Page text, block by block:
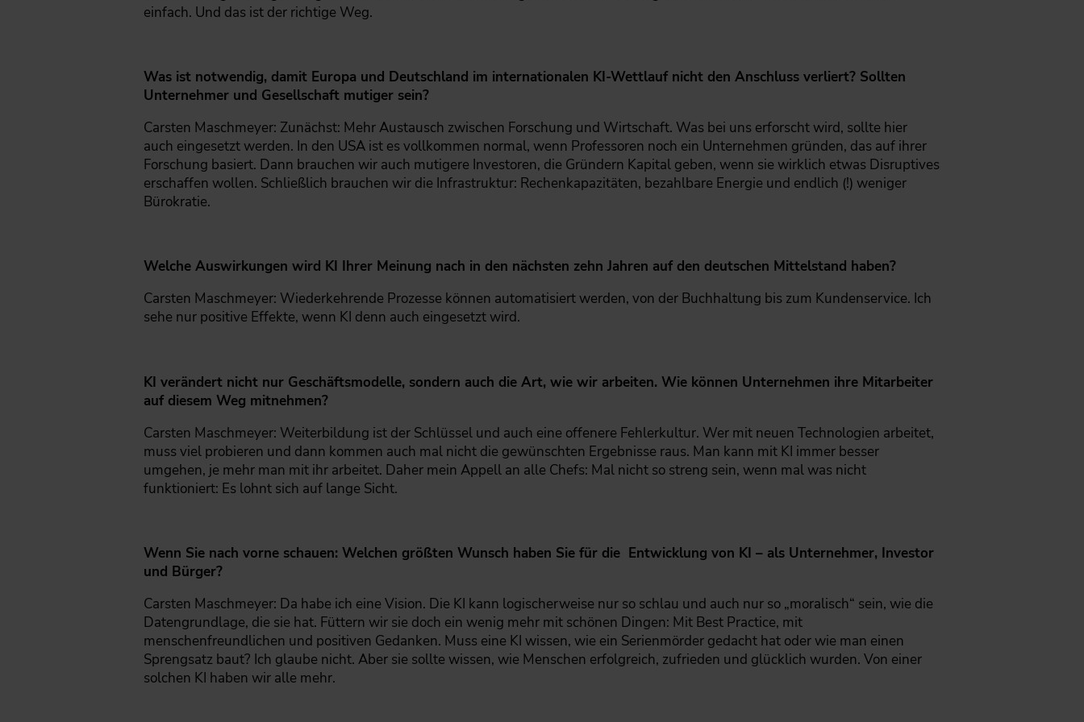
einfach. Und das ist der richtige Weg.
Was ist notwendig, damit Europa und Deutschland im internationalen KI-Wettlauf nicht den Anschluss verliert? Sollten
Unternehmer und Gesellschaft mutiger sein?
Carsten Maschmeyer: Zunächst: Mehr Austausch zwischen Forschung und Wirtschaft. Was bei uns erforscht wird, sollte hier
auch eingesetzt werden. In den USA ist es vollkommen normal, wenn Professoren noch ein Unternehmen gründen, das auf ihrer
Forschung basiert. Dann brauchen wir auch mutigere Investoren, die Gründern Kapital geben, wenn sie wirklich etwas Disruptives
erschaffen wollen. Schließlich brauchen wir die Infrastruktur: Rechenkapazitäten, bezahlbare Energie und endlich (!) weniger
Bürokratie.
Welche Auswirkungen wird KI Ihrer Meinung nach in den nächsten zehn Jahren auf den deutschen Mittelstand haben?
Carsten Maschmeyer: Wiederkehrende Prozesse können automatisiert werden, von der Buchhaltung bis zum Kundenservice. Ich
sehe nur positive Effekte, wenn KI denn auch eingesetzt wird.
KI verändert nicht nur Geschäftsmodelle, sondern auch die Art, wie wir arbeiten. Wie können Unternehmen ihre Mitarbeiter
auf diesem Weg mitnehmen?
Carsten Maschmeyer: Weiterbildung ist der Schlüssel und auch eine offenere Fehlerkultur. Wer mit neuen Technologien arbeitet,
muss viel probieren und dann kommen auch mal nicht die gewünschten Ergebnisse raus. Man kann mit KI immer besser
umgehen, je mehr man mit ihr arbeitet. Daher mein Appell an alle Chefs: Mal nicht so streng sein, wenn mal was nicht
funktioniert: Es lohnt sich auf lange Sicht.
Wenn Sie nach vorne schauen: Welchen größten Wunsch haben Sie für die Entwicklung von KI – als Unternehmer, Investor
und Bürger?
Carsten Maschmeyer: Da habe ich eine Vision. Die KI kann logischerweise nur so schlau und auch nur so „moralisch“ sein, wie die
Datengrundlage, die sie hat. Füttern wir sie doch ein wenig mehr mit schönen Dingen: Mit Best Practice, mit
menschenfreundlichen und positiven Gedanken. Muss eine KI wissen, wie ein Serienmörder gedacht hat oder wie man einen
Sprengsatz baut? Ich glaube nicht. Aber sie sollte wissen, wie Menschen erfolgreich, zufrieden und glücklich wurden. Von einer
solchen KI haben wir alle mehr.